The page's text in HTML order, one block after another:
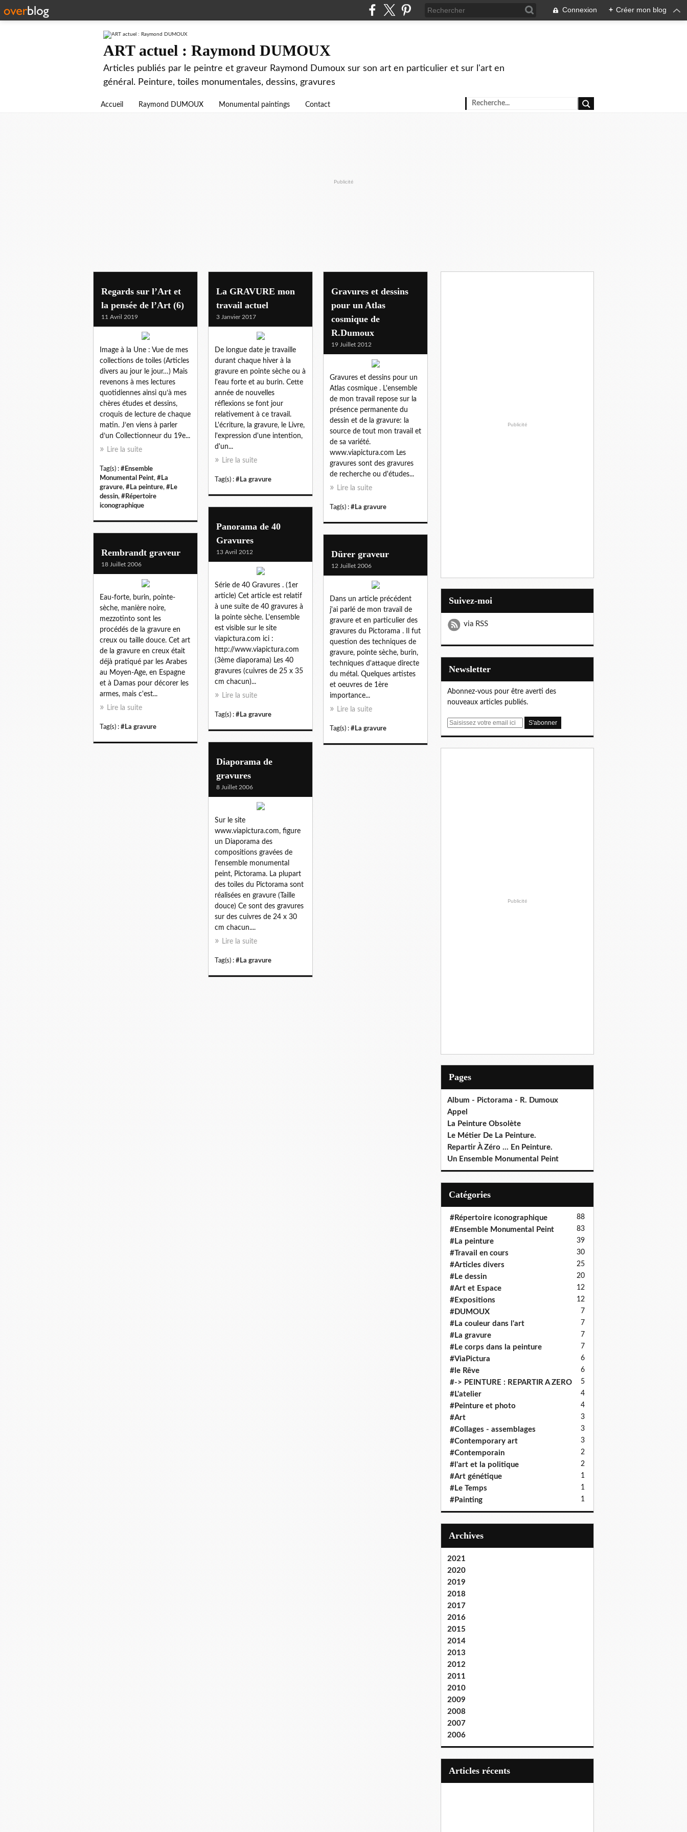
Connexion + Créer mon blog
ART actuel : Raymond DUMOUX
Articles publiés par le peintre et graveur Raymond Dumoux sur son art en particulier et sur l'art en
général. Peinture, toiles monumentales, dessins, gravures
Accueil Raymond DUMOUX Monumental paintings Contact
Publicité
la gravure
Regards sur l’Art et
la pensée de l’Art (6)
11 Avril 2019
Image à la Une : Vue de mes
collections de toiles (Articles
divers au jour le jour…) Mais
revenons à mes lectures
quotidiennes ainsi qu’à mes
chères études et dessins,
croquis de lecture de chaque
matin. J’en viens à parler
d’un Collectionneur du 19e...
Lire la suite
Tag(s) : #Ensemble
Monumental Peint, #La
gravure, #La peinture, #Le
dessin, #Répertoire
iconographique
La GRAVURE mon
travail actuel
3 Janvier 2017
De longue date je travaille
durant chaque hiver à la
gravure en pointe sèche ou à
l'eau forte et au burin. Cette
année de nouvelles
réflexions se font jour
relativement à ce travail.
L'écriture, la gravure, le Livre,
l'expression d'une intention,
d'un...
Lire la suite
Tag(s) : #La gravure
Gravures et dessins
pour un Atlas
cosmique de
R.Dumoux
19 Juillet 2012
Gravures et dessins pour un
Atlas cosmique . L'ensemble
de mon travail repose sur la
présence permanente du
dessin et de la gravure: la
source de tout mon travail et
de sa variété.
www.viapictura.com Les
gravures sont des gravures
de recherche ou d'études...
Lire la suite
Tag(s) : #La gravure
Panorama de 40
Gravures
13 Avril 2012
Série de 40 Gravures . (1er
article) Cet article est relatif
à une suite de 40 gravures à
la pointe sèche. L'ensemble
est visible sur le site
viapictura.com ici :
http://www.viapictura.com
(3ème diaporama) Les 40
gravures (cuivres de 25 x 35
cm chacun)...
Lire la suite
Tag(s) : #La gravure
Rembrandt graveur
18 Juillet 2006
Eau-forte, burin, pointe-
sèche, manière noire,
mezzotinto sont les
procédés de la gravure en
creux ou taille douce. Cet art
de la gravure en creux était
déjà pratiqué par les Arabes
au Moyen-Age, en Espagne
et à Damas pour décorer les
armes, mais c'est...
Lire la suite
Tag(s) : #La gravure
Dürer graveur
12 Juillet 2006
Dans un article précédent
j'ai parlé de mon travail de
gravure et en particulier des
gravures du Pictorama . Il fut
question des techniques de
gravure, pointe sèche, burin,
techniques d'attaque directe
du métal. Quelques artistes
et oeuvres de 1ère
importance...
Lire la suite
Tag(s) : #La gravure
Diaporama de
gravures
8 Juillet 2006
Sur le site
www.viapictura.com, figure
un Diaporama des
compositions gravées de
l'ensemble monumental
peint, Pictorama. La plupart
des toiles du Pictorama sont
réalisées en gravure (Taille
douce) Ce sont des gravures
sur des cuivres de 24 x 30
cm chacun....
Lire la suite
Tag(s) : #La gravure
Publicité
Suivez-moi
via RSS
Newsletter
Abonnez-vous pour être averti des
nouveaux articles publiés.
E
Publicité
Pages
Album - Pictorama - R. Dumoux
Appel
La Peinture Obsolète
Le Métier De La Peinture.
Repartir À Zéro ... En Peinture.
Un Ensemble Monumental Peint
Catégories
#Répertoire iconographique 88
#Ensemble Monumental Peint 83
#La peinture 39
#Travail en cours 30
#Articles divers 25
#Le dessin 20
#Art et Espace 12
#Expositions 12
#DUMOUX 7
#La couleur dans l'art 7
#La gravure 7
#Le corps dans la peinture 7
#ViaPictura 6
#le Rêve 6
#-> PEINTURE : REPARTIR A ZERO 5
#L'atelier 4
#Peinture et photo 4
#Art 3
#Collages - assemblages 3
#Contemporary art 3
#Contemporain 2
#l'art et la politique 2
#Art génétique 1
#Le Temps 1
#Painting 1
Archives
2021
2020
2019
2018
2017
2016
2015
2014
2013
2012
2011
2010
2009
2008
2007
2006
articles récents